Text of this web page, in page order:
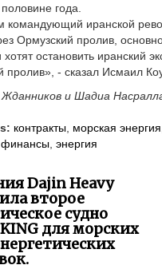
года.
командующий иранской
Ормузский пролив,
остановить иранский
пролив», - сказал Исмаил
и Шадиа
контракты морская энергия
финансы энергия
Dajin Heavy
второе
судно
для морских